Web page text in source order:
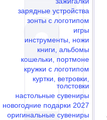
зарядные устройства
зонты с логотипом
игры
инструменты, ножи
книги, альбомы
кошельки, портмоне
кружки с логотипом
куртки, ветровки,
толстовки
настольные сувениры
новогодние подарки 2027
оригинальные сувениры